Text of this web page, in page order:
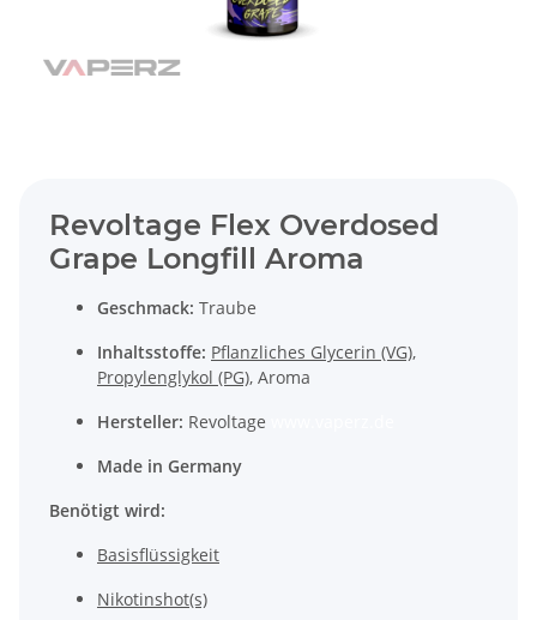
Revoltage Flex Overdosed
Grape Longfill Aroma
Geschmack: Traube
Inhaltsstoffe: Pflanzliches Glycerin (VG),
Propylenglykol (PG), Aroma
Hersteller: Revoltage
Made in Germany
Benötigt wird:
Basisflüssigkeit
Nikotinshot(s)